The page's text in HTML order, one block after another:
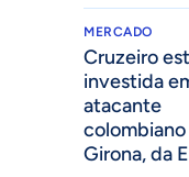
MERCADO
Cruzeiro
investida
atacante
Girona, da